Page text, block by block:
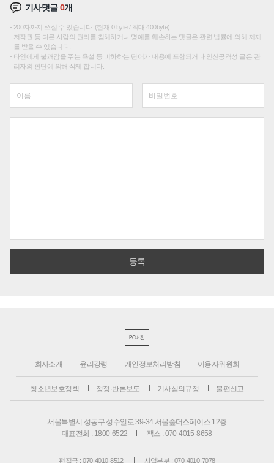
기사댓글0개
200자까지 쓰실 수 있습니다. (현재 0 byte / 최대 400byte)
저작권 등 다른 사람의 권리를 침해하거나 명예를 훼손하는 댓글은 관련 법률에 의해 제재
를 받을 수 있습니다.
타인에게 불쾌감을 주는 욕설 등 비하하는 단어가 내용에 포함되거나 인신공격성 글은 관
리자의 판단에 의해 삭제 합니다.
PC버전
회사소개 윤리강령 개인정보처리방침 이용자위원회
청소년보호정책 정정·반론보도 기사심의규정 불편신고
서울특별시 성동구 성수일로 39-34 서울숲더스페이스 12층
대표전화 : 1800-6522
팩스 : 070-4015-8658
편집국 : 070-4010-8512 사업본부 : 070-4010-7078